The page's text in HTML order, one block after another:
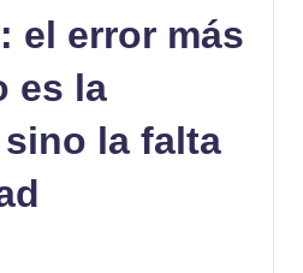
el error más
es la
la falta